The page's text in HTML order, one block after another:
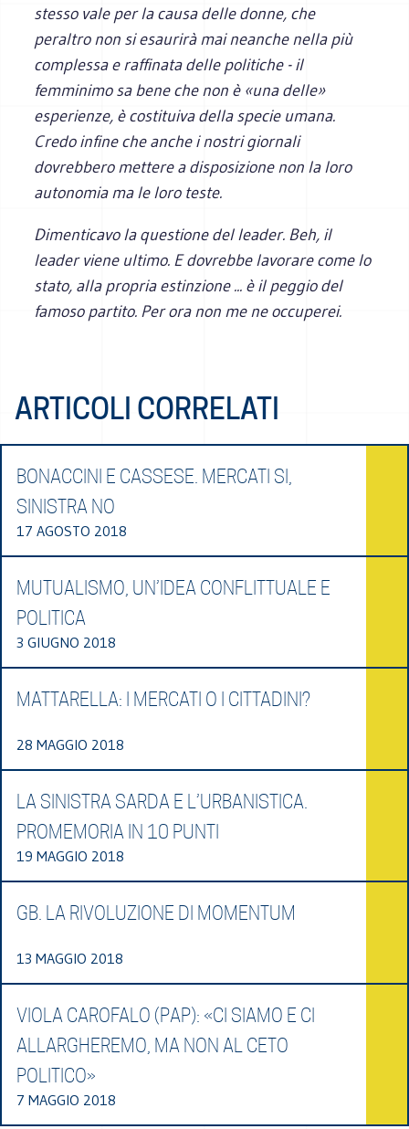
stesso vale per la causa delle donne, che
peraltro non si esaurirà mai neanche nella più
complessa e raffinata delle politiche - il
femminimo sa bene che non è «una delle»
esperienze, è costituiva della specie umana.
Credo infine che anche i nostri giornali
dovrebbero mettere a disposizione non la loro
autonomia ma le loro teste.
Dimenticavo la questione del leader. Beh, il
leader viene ultimo. E dovrebbe lavorare come lo
stato, alla propria estinzione ... è il peggio del
famoso partito. Per ora non me ne occuperei.
ARTICOLI CORRELATI
BONACCINI E CASSESE. MERCATI SI,
SINISTRA NO
17 AGOSTO 2018
MUTUALISMO, UN’IDEA CONFLITTUALE E
POLITICA
3 GIUGNO 2018
MATTARELLA: I MERCATI O I CITTADINI?
28 MAGGIO 2018
LA SINISTRA SARDA E L’URBANISTICA.
PROMEMORIA IN 10 PUNTI
19 MAGGIO 2018
GB. LA RIVOLUZIONE DI MOMENTUM
13 MAGGIO 2018
VIOLA CAROFALO (PAP): «CI SIAMO E CI
ALLARGHEREMO, MA NON AL CETO
POLITICO»
7 MAGGIO 2018